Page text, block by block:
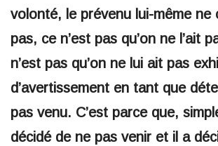
volonté, le prévenu lui-même ne
pas, ce n’est pas qu’on ne l’ait
n’est pas qu’on ne lui ait pas
d’avertissement en tant que
pas venu. C’est parce que,
décidé de ne pas venir et il a